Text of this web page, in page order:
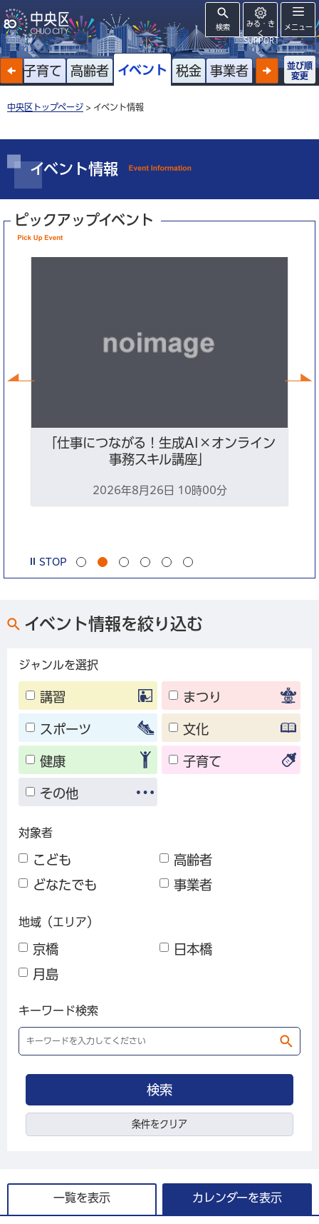
検索
みる・き
く
SUPPORT
メニュー
子育て 高齢者 イベント 税金 事業者
並び順
変更
中央区トップページ > イベント情報
イベント情報
ピックアップイベント
「仕事につながる！生成AI×オンライン
事務スキル講座」
2026年8月26日 10時00分
STOP
イベント情報を絞り込む
ジャンルを選択
講習 まつり
スポーツ 文化
健康 子育て
その他
対象者
こども
高齢者
どなたでも
事業者
地域（エリア）
京橋
日本橋
月島
キーワード検索
条件をクリア
一覧を表示 カレンダーを表示